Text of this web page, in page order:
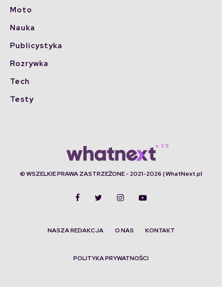
Moto
Nauka
Publicystyka
Rozrywka
Tech
Testy
© WSZELKIE PRAWA ZASTRZEŻONE - 2021-2026 | WhatNext.pl
NASZA REDAKCJA O NAS KONTAKT
POLITYKA PRYWATNOŚCI